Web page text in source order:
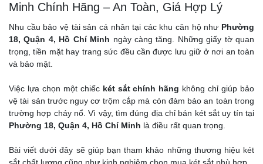
Minh Chính Hãng – An Toàn, Giá Hợp Lý
Nhu cầu bảo vệ tài sản cá nhân tại các khu căn hộ như Phường
18, Quận 4, Hồ Chí Minh ngày càng tăng. Những giấy tờ quan
trọng, tiền mặt hay trang sức đều cần được lưu giữ ở nơi an toàn
và bảo mật.
Việc lựa chọn một chiếc két sắt chính hãng không chỉ giúp bảo
vệ tài sản trước nguy cơ trộm cắp mà còn đảm bảo an toàn trong
trường hợp cháy nổ. Vì vậy, tìm đúng địa chỉ bán két sắt uy tín tại
Phường 18, Quận 4, Hồ Chí Minh là điều rất quan trọng.
Bài viết dưới đây sẽ giúp bạn tham khảo những thương hiệu két